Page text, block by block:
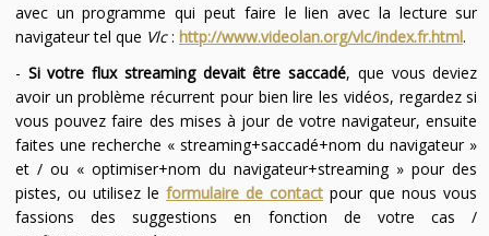
avec un programme qui peut faire le lien avec la lecture sur
navigateur tel que Vlc: http://www.videolan.org/vlc/index.fr.html.
- Si votre flux streaming devait être saccadé, que vous deviez
avoir un problème récurrent pour bien lire les vidéos, regardez si
vous pouvez faire des mises à jour de votre navigateur, ensuite
faites une recherche « streaming+saccadé+nom du navigateur »
et / ou « optimiser+nom du navigateur+streaming » pour des
pistes, ou utilisez leformulaire de contact pour que nous vous
fassions des suggestions en fonction de votre cas /